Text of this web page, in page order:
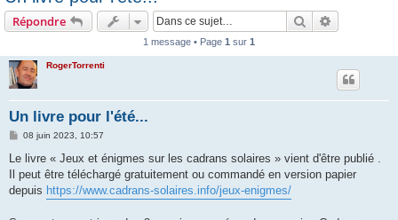
Répondre Rechercher
1 message • Page 1 sur 1
RogerTorrenti
Un livre pour l'été...
M
s
a
g
e
08 juin 2023, 10:57
Le livre « Jeux et énigmes sur les cadrans solaires » vient d'être publié .
Il peut être téléchargé gratuitement ou commandé en version papier
depuis https://www.cadrans-solaires.info/jeux-enigmes/